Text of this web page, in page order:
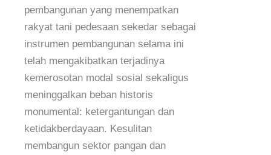
pembangunan yang menempatkan
rakyat tani pedesaan sekedar sebagai
instrumen pembangunan selama ini
telah mengakibatkan terjadinya
kemerosotan modal sosial sekaligus
meninggalkan beban historis
monumental: ketergantungan dan
ketidakberdayaan. Kesulitan
membangun sektor pangan dan